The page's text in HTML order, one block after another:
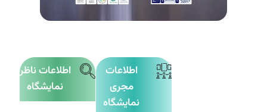
اطلاعات
مجری
نمایشگاه
اطلاعات ناظر
نمایشگاه